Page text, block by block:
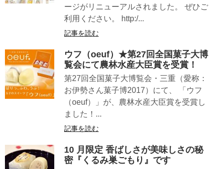
ージがリニューアルされました。 ぜひご
利用ください。 http:/...
記事を読む
ウフ（oeuf）★第27回全国菓子大博
覧会にて農林水産大臣賞を受賞！
第27回全国菓子大博覧会・三重（愛称：
お伊勢さん菓子博2017）にて、 「ウフ
（oeuf）」が、農林水産大臣賞を受賞し
ました！...
記事を読む
10 月限定 香ばしさが美味しさの秘
密『くるみ巣ごもり』です